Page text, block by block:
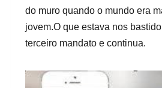
do muro quando o mundo era
jovem.O que estava nos
terceiro mandato e continua.